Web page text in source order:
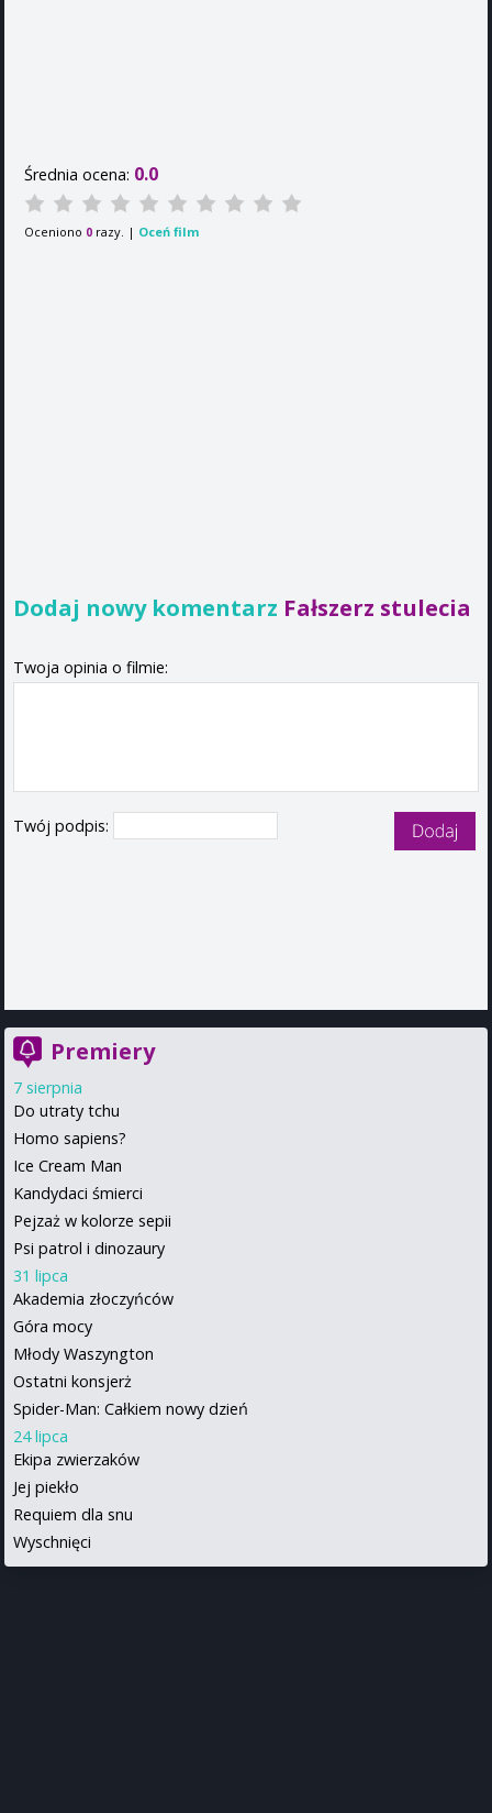
Średnia ocena: 0.0
Oceniono 0 razy. | Oceń film
Dodaj nowy komentarz Fałszerz stulecia
Twoja opinia o filmie:
Twój podpis:
Premiery
7 sierpnia
Do utraty tchu
Homo sapiens?
Ice Cream Man
Kandydaci śmierci
Pejzaż w kolorze sepii
Psi patrol i dinozaury
31 lipca
Akademia złoczyńców
Góra mocy
Młody Waszyngton
Ostatni konsjerż
Spider-Man: Całkiem nowy dzień
24 lipca
Ekipa zwierzaków
Jej piekło
Requiem dla snu
Wyschnięci